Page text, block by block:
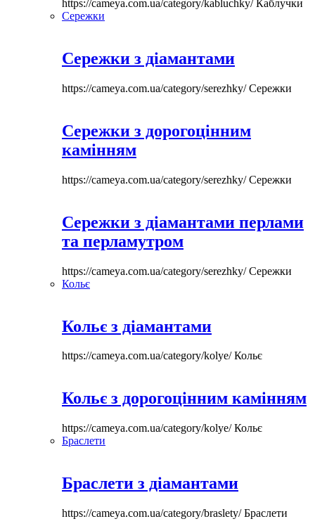
https://cameya.com.ua/category/kabluchky/Каблучки
Сережки
Сережки з діамантами
https://cameya.com.ua/category/serezhky/Сережки
Сережки з дорогоцінним
камінням
https://cameya.com.ua/category/serezhky/Сережки
Сережки з діамантами перлами
та перламутром
https://cameya.com.ua/category/serezhky/Сережки
Кольє
Кольє з діамантами
https://cameya.com.ua/category/kolye/Кольє
Кольє з дорогоцінним камінням
https://cameya.com.ua/category/kolye/Кольє
Браслети
Браслети з діамантами
https://cameya.com.ua/category/braslety/Браслети